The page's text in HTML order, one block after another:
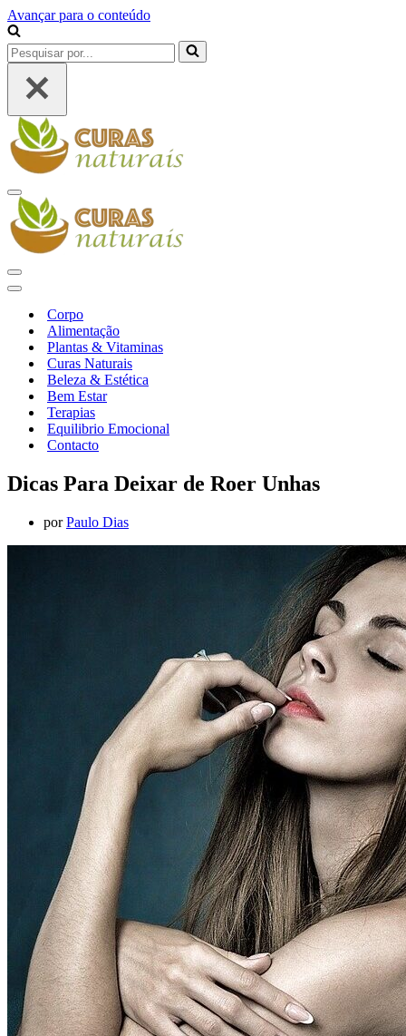
Avançar para o conteúdo
Pesquisar
por...
Menu
de
navegação
Menu
de
Menu
navegação
Corpo
Alimentação
Plantas & Vitaminas
Curas Naturais
Beleza & Estética
Bem Estar
Terapias
Equilibrio Emocional
Contacto
Dicas Para Deixar de Roer Unhas
porPaulo Dias